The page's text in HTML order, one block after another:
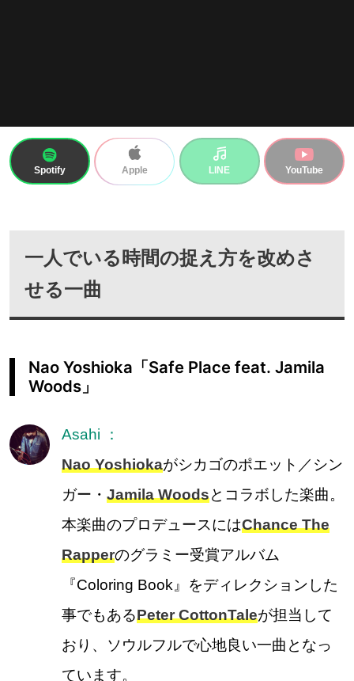
Spotify Apple LINE YouTube
一人でいる時間の捉え方を改めさ
せる一曲
Nao Yoshioka「Safe Place feat. Jamila
Woods」
Asahi ：
Nao Yoshiokaがシカゴのポエット／シン
ガー・ Jamila Woodsとコラボした楽曲。
本楽曲のプロデュースにはChance The
Rapperのグラミー受賞アルバム
『Coloring Book』をディレクションした
事でもあるPeter CottonTaleが担当して
おり、ソウルフルで心地良い一曲となっ
ています。